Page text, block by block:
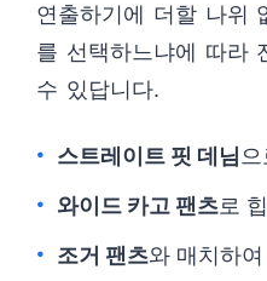
연출하기에 더할 나위
를 선택하느냐에 따라
수 있답니다.
스트레이트 핏 데님
와이드 카고 팬츠로
조거 팬츠와 매치하